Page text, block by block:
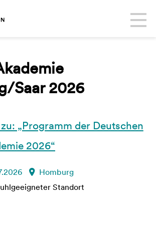
Saar 2026
„Programm der Deutschen
2026“
Homburg
Standort